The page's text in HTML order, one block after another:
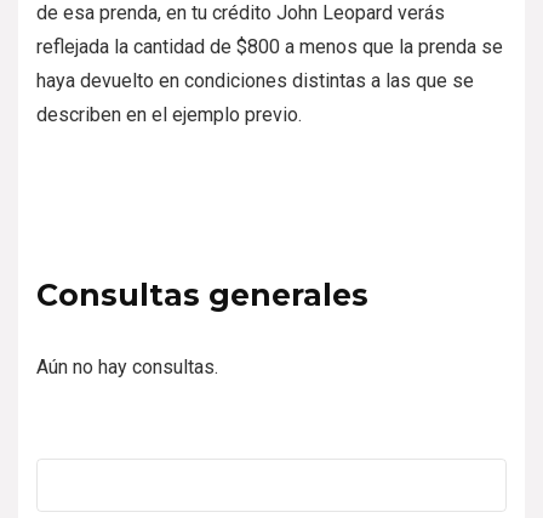
de esa prenda, en tu crédito John Leopard verás
reflejada la cantidad de $800 a menos que la prenda se
haya devuelto en condiciones distintas a las que se
describen en el ejemplo previo.
Consultas generales
Aún no hay consultas.